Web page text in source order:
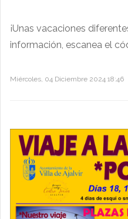
¡Unas vacaciones
información, escanea el
Miércoles, 04 Diciembre 2024 18:46